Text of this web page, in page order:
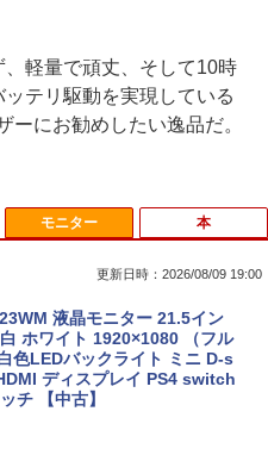
軽量で頑丈、そして10時
テリ駆動を実現している
ーにお勧めしたい逸品だ。
用】【あんしん3ヶ月に延長
付属している30日の保証期間
長されます。【単品購入・併
ビューキャンペーンは除く /
コン専用】
ン | NEC | Mate MKM28L-3 |
| デスクトップ | 一年保証 |
i5 8400 2.8(〜最大4.0)G
| SSD:256GB | DVDマル
なし | Win11Pro64bit
モニター
更新日時：2026/08/09 19:00
液晶モニター 21.5イン
ホワイト 1920×1080 （フル
色LEDバックライト ミニ D-s
ディスプレイ PS4 switch
チ 【中古】
本